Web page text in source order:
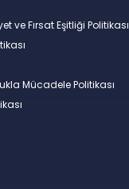
ve Fırsat Eşitliği Politikası
Mücadele Politikası